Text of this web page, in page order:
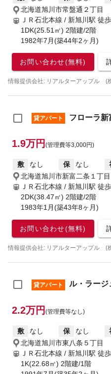
北海道旭川市常盤通２丁目
ＪＲ石北本線 / 新旭川駅 徒
1DK(25.51㎡) 2階建/2階
1982年7月(築44年2ヶ月)
お問い合わせ(無料)
情報提供会社: リアルターアップル (
貸アパート フローラ
1.9万円 (管理費等3,000円)
敷 なし 保 なし
北海道旭川市新富二条１丁目
ＪＲ石北本線 / 新旭川駅 徒
2DK(38.47㎡) 2階建/2階
1983年1月(築43年8ヶ月)
お問い合わせ(無料)
情報提供会社: リアルターアップル (
貸アパート ル・ラージ
2.2万円 (管理費等なし)
敷 なし 保 なし
北海道旭川市東八条５丁目
ＪＲ石北本線 / 新旭川駅 徒
1K(22.68㎡) 2階建/1階